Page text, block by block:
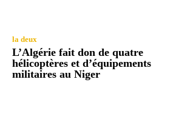
la deux
L’Algérie fait don de quatre
hélicoptères et d’équipements
militaires au Niger